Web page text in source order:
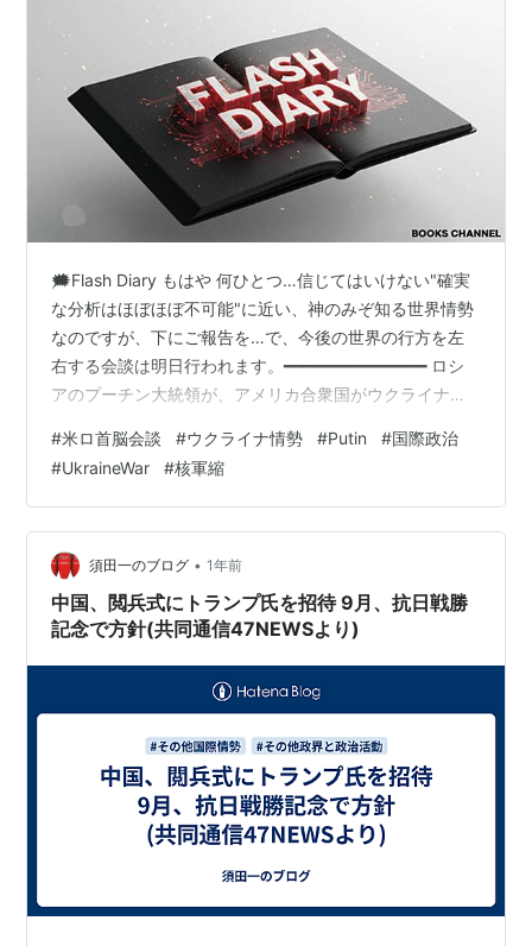
主な作品
Charm The Cat壱之巻(ISBN不明)
渋谷区幡ケ谷猫屋敷 (MDコミックス)
Charm The Cat 2 (富士美コミックス)
Charm The Cat ＃1魔法猫登場 *アカネコミック
ミックス*
現在もＣＯＭＩＣ天魔でCharm The Catを連載中。
google:site:www.akaneshinsha.co.jp TRUMP
google:site:trump.sakura.ne.jp "Charm The Cat"
アメリカRadio Comixから個人誌
Luck of the Draw
#001も発売された。
リスト::漫画家 リスト::エロ漫画家
🗯️Flash Diary もはや 何ひとつ…信じてはいけない"確実
な分析はほぼほぼ不可能"に近い、神のみぞ知る世界情勢
なのですが、下にご報告を…で、今後の世界の行方を左
右する会談は明日行われます。━━━━━━━━━━━━━━━ ロシ
アのプーチン大統領が、アメリカ合衆国がウクライナ紛
とを報じています。これは、2025年8月14日木曜日に、
アラスカでのトランプ大統領との首脳会談を前に、ロシ
アの指導者たちとの会合で述べられたものです。プーチ
ン大統領はまた、モスクワとワシントンが、平和を強化
する可能性のある核兵器管理に関する合意に達する可能
性を示唆し…
#米ロ首脳会談 #ウクライナ情勢 #Putin #国際政治
#UkraineWar #核軍縮
須田一のブログ • 1年前
中国、閲兵式にトランプ氏を招待 9月、抗日戦勝
記念で方針(共同通信47NEWSより)